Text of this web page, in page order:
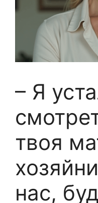
– Я
твоя
нас,